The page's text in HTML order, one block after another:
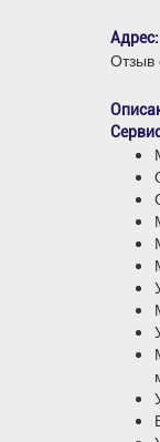
Адрес:
Отзыв